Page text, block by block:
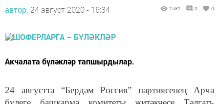
автор, 24 август 2020 - 16:34 1581 0 0
Акчалата бүләкләр тапшырдылар.
24 августта “Бердәм Россия” партиясенең Арча